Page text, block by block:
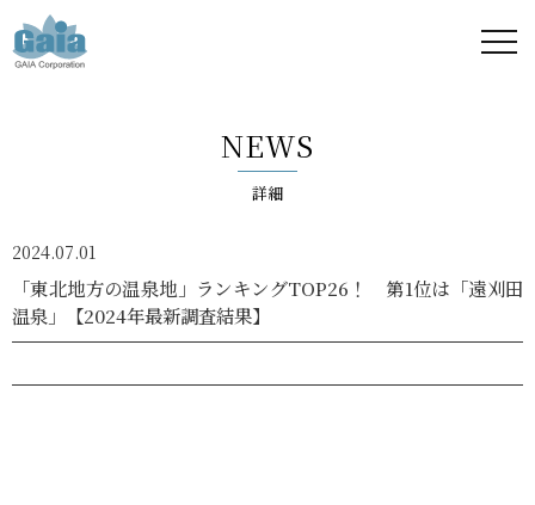
ア -
GAIA
Corporation
-
NEWS
詳細
2024.07.01
「東北地方の温泉地」ランキングTOP26！ 第1位は「遠刈田
温泉」【2024年最新調査結果】